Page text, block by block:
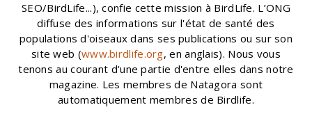
SEO/BirdLife...), confie cette mission à BirdLife. L’ONG
diffuse des informations sur l'état de santé des
populations d'oiseaux dans ses publications ou sur son
site web (www.birdlife.org, en anglais). Nous vous
tenons au courant d'une partie d'entre elles dans notre
magazine. Les membres de Natagora sont
automatiquement membres de Birdlife.